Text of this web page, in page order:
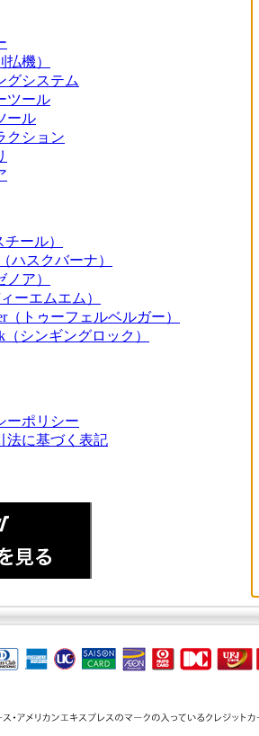
機）
グシステム
ツール
ール
クション
ール）
ハスクバーナ）
ノア）
ーエムエム）
（トゥーフェルベルガー）
（シンギングロック）
ーポリシー
法に基づく表記